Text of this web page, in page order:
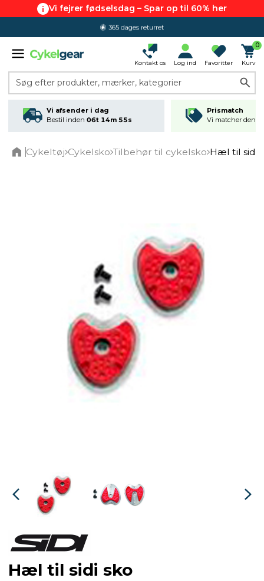
Vi fejrer fødselsdag – Spar op til 60% her
365 dages returret
Kontakt os Log ind Favoritter
0
Kurv
Søg efter produkter, mærker, kategorier
Vi afsender i dag
Bestil inden 06t 14m 55s
Prismatch
Vi matcher den
Cykeltøj Cykelsko Tilbehør til cykelsko Hæl til sidi
Hæl til sidi sko